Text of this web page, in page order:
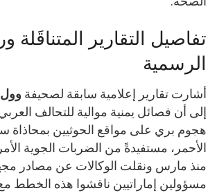
تفاصيل التقارير المتناقَلة
الرسمية
أشارت تقارير إعلامية سابقة لصحيفة
إلى أن فصائل يمنية موالية للتحالف
هجوم بري على مواقع الحوثيين بمحاذاة
الأحمر، مستفيدةً من الضربات الجوية
منذ مارس ونقلت الوكالات عن مصادر
مسؤولين إماراتيين ناقشوا هذه الخطط